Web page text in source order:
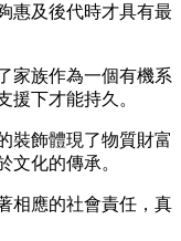
惠及後代時才具有最
家族作為一個有機系
援下才能持久。
裝飾體現了物質財富
文化的傳承。
相應的社會責任，真